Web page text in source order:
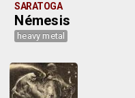
SARATOGA
Némesis
heavy metal